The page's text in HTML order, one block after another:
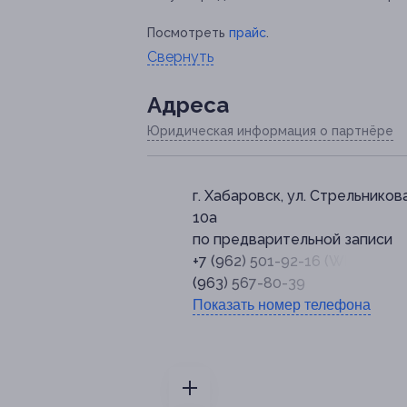
Посмотреть прайс
Свернуть
Адресa
Юридическая информация о партнёре
г. Хабаровск, ул.
10а
по предварительной записи
+7 (962) 501-92-16 (WhatsApp),
(963) 567-80-39
Показать номер телефона